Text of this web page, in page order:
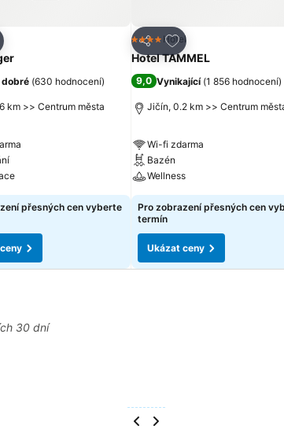
na seznam oblíbených hotelů
dobré (630 hodnocení)
km >> Centrum města
přesných cen vyberte
Sdílet
Přidat na seznam
4 Počet hvězdiček
Hotel
Hotel TAMMEL
9,0 Vynikající (1 856 hodnocení)
Jičín, 0.2 km >> Centrum
Wi-fi zdarma
Bazén
Wellness
Pro zobrazení přesných cen
termín
Ukázat ceny
30 dní